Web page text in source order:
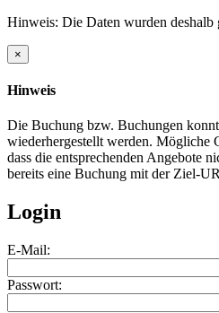
Hinweis: Die Daten wurden deshalb
×
Hinweis
Die Buchung bzw. Buchungen
wiederhergestellt werden. Mögliche
dass die entsprechenden Angebote
bereits eine Buchung mit der Ziel-
Login
E-Mail:
Passwort: